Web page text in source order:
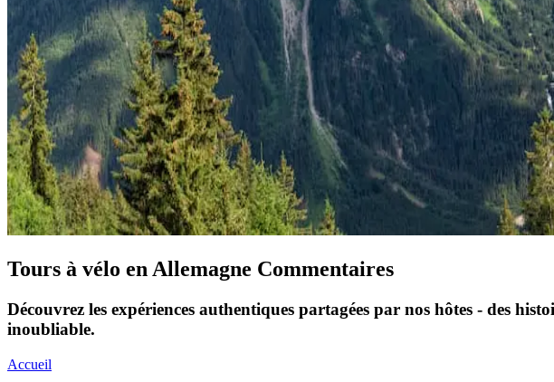
Tours à vélo en Allemagne Commentaires
Découvrez les expériences authentiques partagées par nos hôtes - des
inoubliable.
Accueil